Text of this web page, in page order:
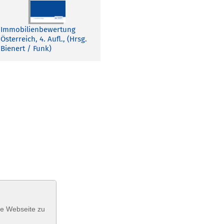
Immobilienbewertung
Österreich, 4. Aufl., (Hrsg.
Bienert / Funk)
Webseite zu